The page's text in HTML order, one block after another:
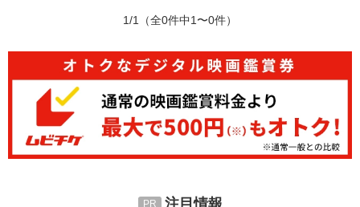
1/1 （全0件中1〜0件）
注目情報